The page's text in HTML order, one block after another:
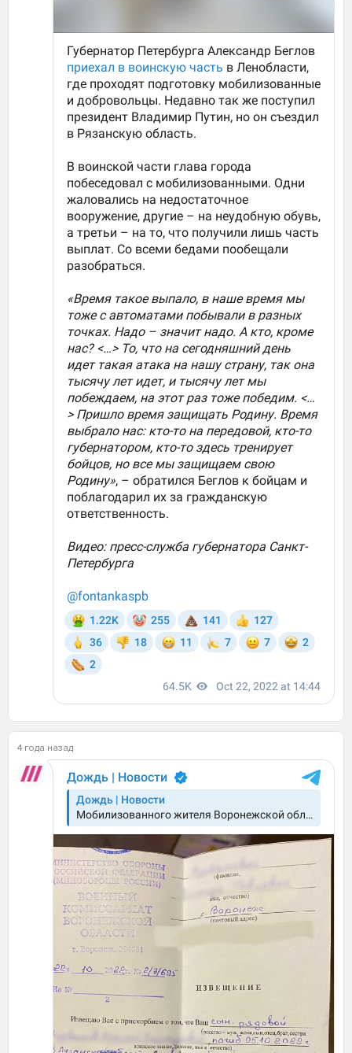
4 года назад